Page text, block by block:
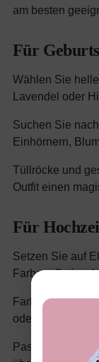
am besten
Für
Wählen Sie
Lavendel oder
Suchen Sie
Einhörnern,
Tüllröcke und
Outfit einen
Für
Setzen Sie auf
Farben,
Farben wie
oder gedämpfte
Passen Sie sich